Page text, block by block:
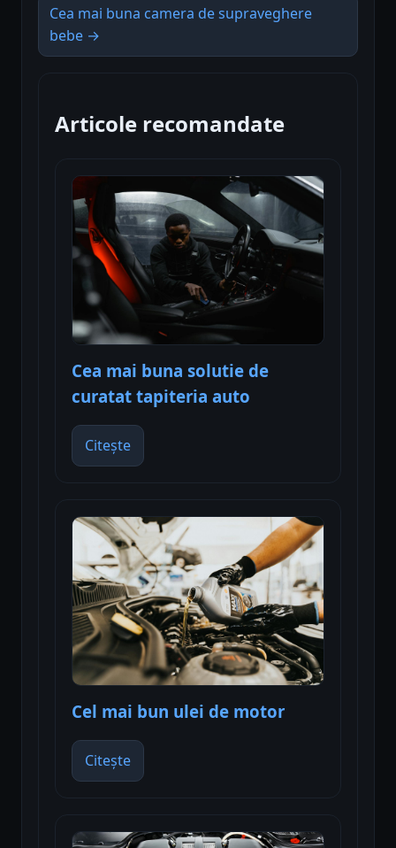
Cea mai buna camera de supraveghere
bebe →
Articole recomandate
Cea mai buna solutie de
curatat tapiteria auto
Citește
Cel mai bun ulei de motor
Citește